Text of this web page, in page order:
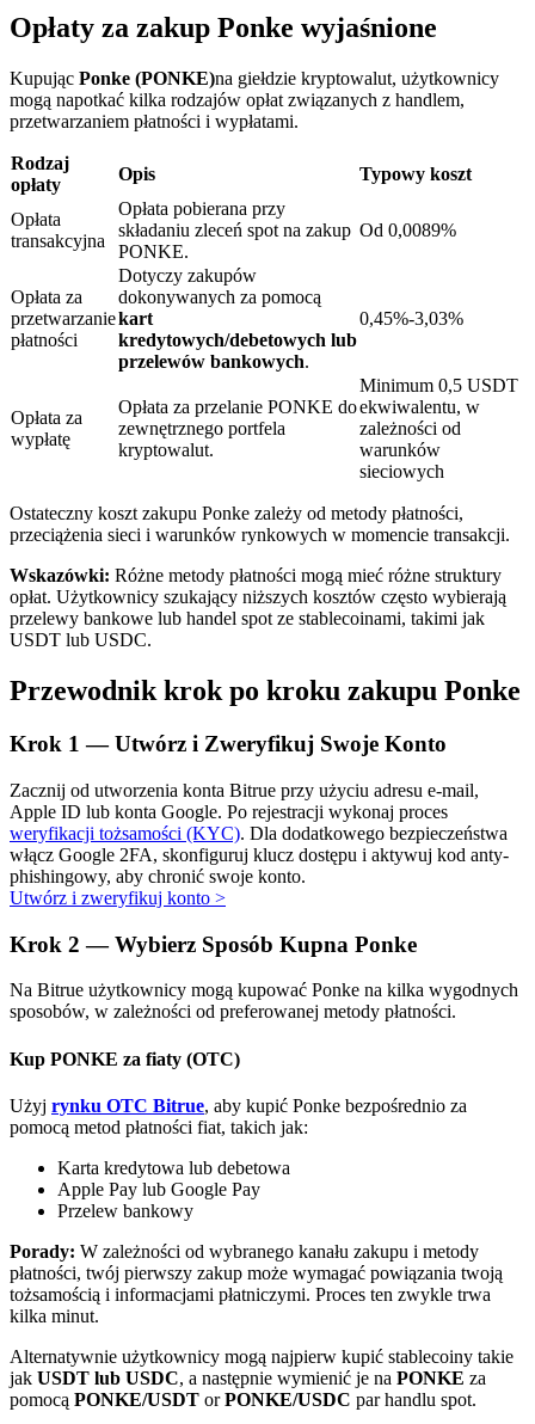
Ekskluzywne inwestycje dla posiadaczy BTR
Pożyczki
Usługa pożyczek wspieranych kryptowalutami
Automatyczna inwestycja
Zdobądź długoterminowy zysk i elastyczne zainteresowania
Naucz się stakingu
Bitruści Partnerzy
Opłaty za zakup Ponke wyjaśnione
Kupując Ponke (PONKE)na giełdzie kryptowalut, użytkownicy
mogą napotkać kilka rodzajów opłat związanych z handlem,
przetwarzaniem płatności i wypłatami.
Rodzaj
opłaty
Opis Typowy koszt
Opłata
transakcyjna
Opłata pobierana przy
składaniu zleceń spot na zakup
PONKE.
Od 0,0089%
Opłata za
przetwarzanie
płatności
Dotyczy zakupów
dokonywanych za pomocą
kart
kredytowych/debetowych lub
przelewów bankowych.
0,45%-3,03%
Opłata za
wypłatę
Opłata za przelanie PONKE do
zewnętrznego portfela
kryptowalut.
Minimum 0,5 USDT
ekwiwalentu, w
zależności od
warunków
sieciowych
Ostateczny koszt zakupu Ponke zależy od metody płatności,
przeciążenia sieci i warunków rynkowych w momencie transakcji.
Wskazówki: Różne metody płatności mogą mieć różne struktury
opłat. Użytkownicy szukający niższych kosztów często wybierają
przelewy bankowe lub handel spot ze stablecoinami, takimi jak
USDT lub USDC.
Przewodnik krok po kroku zakupu Ponke
Krok 1 —Utwórz i Zweryfikuj Swoje Konto
Zacznij od utworzenia konta Bitrue przy użyciu adresu e-mail,
Apple ID lub konta Google. Po rejestracji wykonaj proces
weryfikacji tożsamości (KYC). Dla dodatkowego bezpieczeństwa
włącz Google 2FA, skonfiguruj klucz dostępu i aktywuj kod anty-
phishingowy, aby chronić swoje konto.
Utwórz i zweryfikuj konto >
Krok 2 — Wybierz Sposób Kupna Ponke
Na Bitrue użytkownicy mogą kupować Ponke na kilka wygodnych
sposobów, w zależności od preferowanej metody płatności.
Kup PONKE za fiaty (OTC)
Użyj rynku OTC Bitrue, aby kupić Ponke bezpośrednio za
pomocą metod płatności fiat, takich jak:
Karta kredytowa lub debetowa
Apple Pay lub Google Pay
Przelew bankowy
Porady: W zależności od wybranego kanału zakupu i metody
płatności, twój pierwszy zakup może wymagać powiązania twoją
tożsamością i informacjami płatniczymi. Proces ten zwykle trwa
kilka minut.
Alternatywnie użytkownicy mogą najpierw kupić stablecoiny takie
jak USDT lub USDC, a następnie wymienić je na PONKE za
pomocą PONKE/USDT orPONKE/USDC par handlu spot.